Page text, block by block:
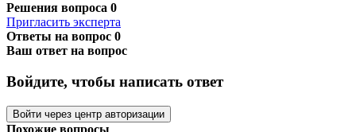
Решения вопроса 0
Пригласить эксперта
Ответы на вопрос 0
Ваш ответ на вопрос
Войдите, чтобы написать ответ
Войти через центр авторизации
Похожие вопросы